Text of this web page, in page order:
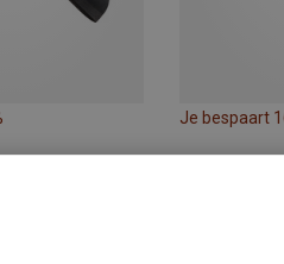
Je bespaart